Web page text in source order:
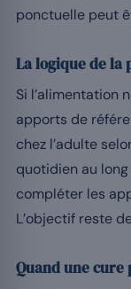
ponctuelle peut
La logique de la
Si l’alimentation
apports de
chez l’adulte
quotidien au
compléter les
L’objectif reste
Quand une